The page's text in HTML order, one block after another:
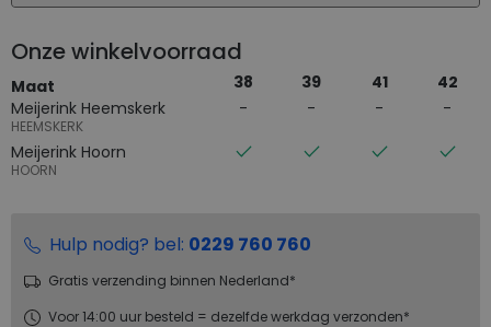
Onze winkelvoorraad
Maat 38 39 41
42
Meijerink Heemskerk
HEEMSKERK
Meijerink Hoorn
HOORN
Hulp nodig? bel: 0229 760 760
Gratis verzending binnen Nederland*
Voor 14:00 uur besteld = dezelfde werkdag verzonden*